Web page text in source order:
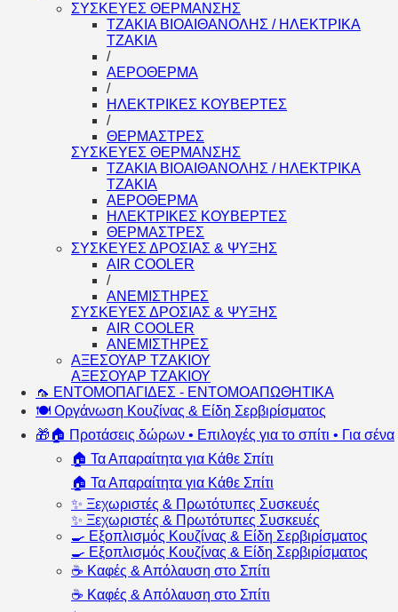
ΣΥΣΚΕΥΕΣ ΘΕΡΜΑΝΣΗΣ
ΤΖΑΚΙΑ ΒΙΟΑΙΘΑΝΟΛΗΣ / ΗΛΕΚΤΡΙΚΑ
ΤΖΑΚΙΑ
/
ΑΕΡΟΘΕΡΜΑ
/
ΗΛΕΚΤΡΙΚΕΣ ΚΟΥΒΕΡΤΕΣ
/
ΘΕΡΜΑΣΤΡΕΣ
ΣΥΣΚΕΥΕΣ ΘΕΡΜΑΝΣΗΣ
ΤΖΑΚΙΑ ΒΙΟΑΙΘΑΝΟΛΗΣ / ΗΛΕΚΤΡΙΚΑ
ΤΖΑΚΙΑ
ΑΕΡΟΘΕΡΜΑ
ΗΛΕΚΤΡΙΚΕΣ ΚΟΥΒΕΡΤΕΣ
ΘΕΡΜΑΣΤΡΕΣ
ΣΥΣΚΕΥΕΣ ΔΡΟΣΙΑΣ & ΨΥΞΗΣ
AIR COOLER
/
ΑΝΕΜΙΣΤΗΡΕΣ
ΣΥΣΚΕΥΕΣ ΔΡΟΣΙΑΣ & ΨΥΞΗΣ
AIR COOLER
ΑΝΕΜΙΣΤΗΡΕΣ
ΑΞΕΣΟΥΑΡ ΤΖΑΚΙΟΥ
ΑΞΕΣΟΥΑΡ ΤΖΑΚΙΟΥ
🦟 ΕΝΤΟΜΟΠΑΓΙΔΕΣ - ΕΝΤΟΜΟΑΠΩΘΗΤΙΚΑ
🍽️ Οργάνωση Κουζίνας & Είδη Σερβιρίσματος
🎁🏠 Προτάσεις δώρων • Επιλογές για το σπίτι • Για σένα
🏠 Τα Απαραίτητα για Κάθε Σπίτι
🏠 Τα Απαραίτητα για Κάθε Σπίτι
✨ Ξεχωριστές & Πρωτότυπες Συσκευές
✨ Ξεχωριστές & Πρωτότυπες Συσκευές
🍳 Εξοπλισμός Κουζίνας & Είδη Σερβιρίσματος
🍳 Εξοπλισμός Κουζίνας & Είδη Σερβιρίσματος
☕ Καφές & Απόλαυση στο Σπίτι
☕ Καφές & Απόλαυση στο Σπίτι